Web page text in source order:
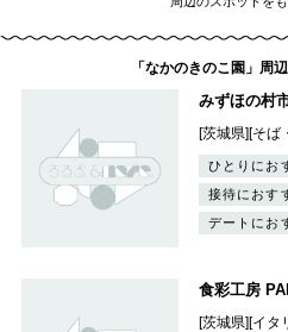
「なかのきのこ園」周
みずほの村
[茨城県][そば
ひとりにお
接待におす
デートにお
食彩工房
[茨城県][イタ